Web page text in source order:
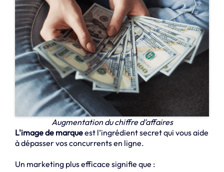
Augmentation du chiffre d’affaires
L'image de marqueest l’ingrédient secret qui vous aide
à dépasser vos concurrents en ligne.
Un marketing plus efficace signifie que :